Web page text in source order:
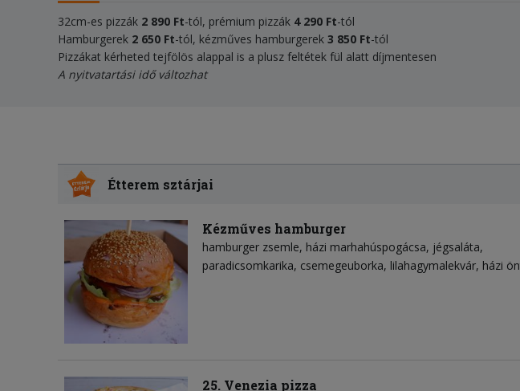
32cm-es pizzák 2 890 Ft-tól, prémium pizzák 4 290 Ft-tól
Hamburgerek 2 650 Ft-tól, kézműves hamburgerek 3 850 Ft-tól
Pizzákat kérheted tejfölös alappal is a plusz feltétek fül alatt díjmentesen
A nyitvatartási idő változhat
Étterem sztárjai
Kézműves hamburger
hamburger zsemle házi marhahúspogácsa jégsaláta
paradicsomkarika csemegeuborka lilahagymalekvár házi
25. Venezia pizza